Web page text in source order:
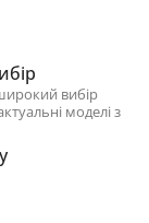
вибір
моделі з